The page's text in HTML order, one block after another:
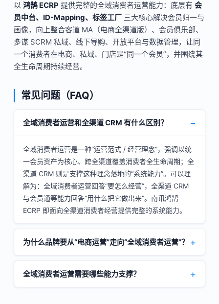
以 鸿鹄 ECRP 提供完整的全域消费者运营能力：底层有 会
员中台、ID-Mapping、标签工厂 三大核心解决会员归一与
画像，向上整合客道 MA（电商全渠道版）、会员俱乐部、
多谋 SCRM 私域、线下导购、开放平台与数据管理，让同
一个消费者在电商、私域、门店是“同一个会员”，并围绕其
全生命周期持续经营。
常见问题（FAQ）
全域消费者运营和全渠道 CRM 有什么区别？
全域消费者运营是一种“运营范式 / 经营理念”，强调以统
一会员资产为核心、跨全渠道覆盖消费者全生命周期；全
渠道 CRM 则是支撑这种理念落地的“系统能力”。可以理
解为：全域消费者运营回答“要怎么经营”，全渠道 CRM
与会员通等能力回答“用什么把它做出来”。南讯鸿鹄
ECRP 即面向全渠道消费者经营提供完整的系统能力。
为什么品牌要从“电商运营”走向“全域消费者运营”？
全域消费者运营需要哪些能力支撑？